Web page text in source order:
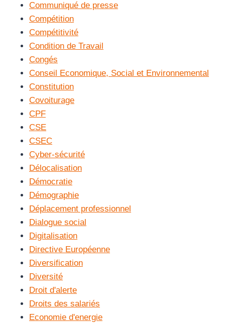
Communiqué de presse
Compétition
Compétitivité
Condition de Travail
Congés
Conseil Economique, Social et Environnemental
Constitution
Covoiturage
CPF
CSE
CSEC
Cyber-sécurité
Délocalisation
Démocratie
Démographie
Déplacement professionnel
Dialogue social
Digitalisation
Directive Européenne
Diversification
Diversité
Droit d'alerte
Droits des salariés
Economie d'energie